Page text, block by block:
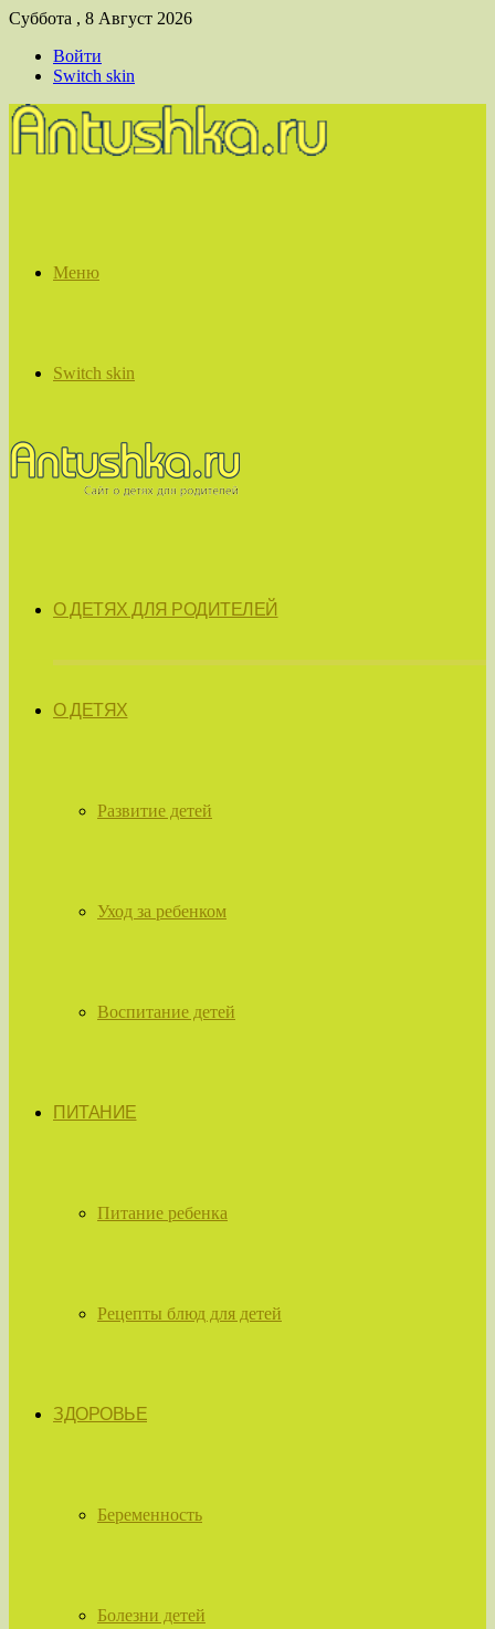
Суббота , 8 Август 2026
Войти
Switch skin
Меню
Switch skin
О ДЕТЯХ ДЛЯ РОДИТЕЛЕЙ
О ДЕТЯХ
Развитие детей
Уход за ребенком
Воспитание детей
ПИТАНИЕ
Питание ребенка
Рецепты блюд для детей
ЗДОРОВЬЕ
Беременность
Болезни детей